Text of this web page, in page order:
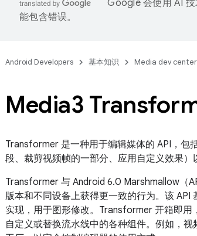
Google 会使用 AI
能包含错误。
Android Developers 基本知识 Media dev center
Media3
Transformer 是一种用于编辑媒体的 API，包
段、裁剪视频帧的一部分、应用自定义效果）
Transformer 与 Android 6.0 Marshmallow（
版本和不同设备上获得更一致的行为。该 API
实现，用于图形修改。Transformer 开箱即
自定义或替换流水线中的各种组件。例如，